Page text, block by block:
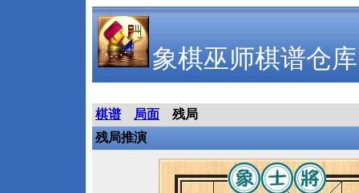
象棋巫师棋谱仓库
棋谱 局面
残局
残局推演